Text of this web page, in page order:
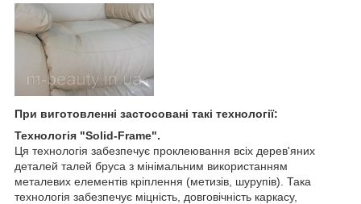
При виготовленні застосовані такі технології:
Технологія "Solid-Frame".
Ця технологія забезпечує проклеювання всіх дерев'яних
деталей талей бруса з мінімальним використанням
металевих елементів кріплення (метизів, шурупів). Така
технологія забезпечує міцність, довговічність каркасу,